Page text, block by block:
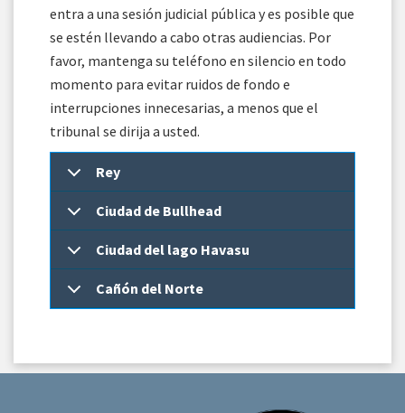
entra a una sesión judicial pública y es posible que
se estén llevando a cabo otras audiencias. Por
favor, mantenga su teléfono en silencio en todo
momento para evitar ruidos de fondo e
interrupciones innecesarias, a menos que el
tribunal se dirija a usted.
Rey
Ciudad de Bullhead
Ciudad del lago Havasu
Cañón del Norte